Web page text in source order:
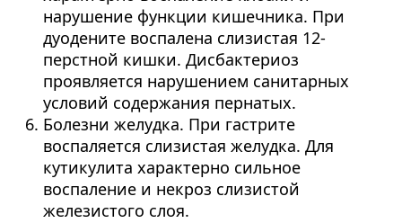
нарушение функции кишечника. При
дуодените воспалена слизистая 12-
перстной кишки. Дисбактериоз
проявляется нарушением санитарных
условий содержания пернатых.
Болезни желудка. При гастрите
воспаляется слизистая желудка. Для
кутикулита характерно сильное
воспаление и некроз слизистой
железистого слоя.